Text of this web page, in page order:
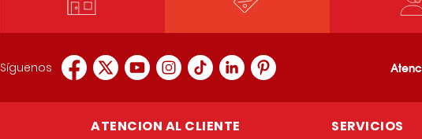
Síguenos
ATENCION AL CLIENTE SERVICIOS